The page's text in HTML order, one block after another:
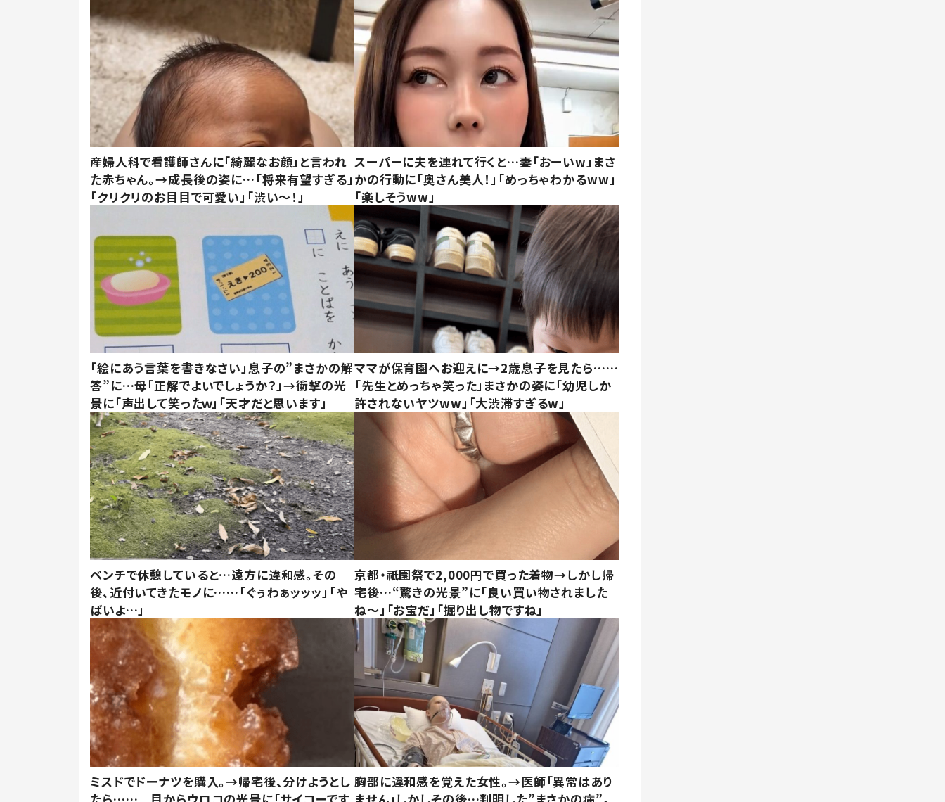
産婦人科で看護師さんに「綺麗なお顔」と言われ
た赤ちゃん。→成長後の姿に…「将来有望すぎる」
「クリクリのお目目で可愛い」「渋い～！」
スーパーに夫を連れて行くと…妻「おーいw」まさ
かの行動に「奥さん美人！」「めっちゃわかるww」
「楽しそうww」
「絵にあう言葉を書きなさい」息子の”まさかの解
答”に…母「正解でよいでしょうか？」→衝撃の光
景に「声出して笑ったｗ」「天才だと思います」
ママが保育園へお迎えに→2歳息子を見たら……
「先生とめっちゃ笑った」まさかの姿に「幼児しか
許されないヤツww」「大渋滞すぎるw」
ベンチで休憩していると…遠方に違和感。その
後、近付いてきたモノに……「ぐぅわぁッッッ」「や
ばいよ…」
京都・祇園祭で2,000円で買った着物→しかし帰
宅後…“驚きの光景”に「良い買い物されました
ね～」「お宝だ」「掘り出し物ですね」
ミスドでドーナツを購入。→帰宅後、分けようとし 胸部に違和感を覚えた女性。→医師「異常はあり